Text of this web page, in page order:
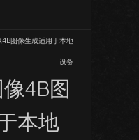
图像生成适用于本地
设备
4B图
本地